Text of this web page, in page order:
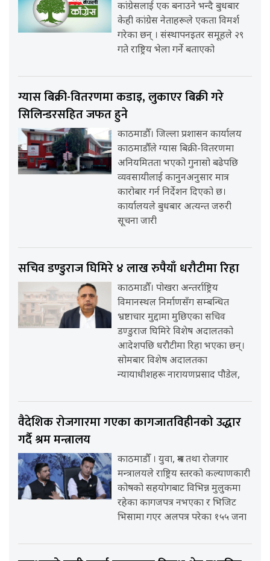
कांग्रेसलाई एक बनाउने भन्दै बुधबार
केही कांग्रेस नेताहरूले एकता विमर्श
गरेका छन् । संस्थापनइतर समूहले २९
गते राष्ट्रिय भेला गर्ने बताएको
ग्यास बिक्री-वितरणमा कडाइ, लुकाएर बिक्री गरे
सिलिन्डरसहित जफत हुने
काठमाडौँ। जिल्ला प्रशासन कार्यालय
काठमाडौँले ग्यास बिक्री-वितरणमा
अनियमितता भएको गुनासो बढेपछि
व्यवसायीलाई कानुनअनुसार मात्र
कारोबार गर्न निर्देशन दिएको छ।
कार्यालयले बुधबार अत्यन्त जरुरी
सूचना जारी
सचिव डण्डुराज घिमिरे ४ लाख रुपैयाँ धरौटीमा रिहा
काठमाडौँ। पोखरा अन्तर्राष्ट्रिय
विमानस्थल निर्माणसँग सम्बन्धित
भ्रष्टाचार मुद्दामा मुछिएका सचिव
डण्डुराज घिमिरे विशेष अदालतको
आदेशपछि धरौटीमा रिहा भएका छन्।
सोमबार विशेष अदालतका
न्यायाधीशहरू नारायणप्रसाद पौडेल,
वैदेशिक रोजगारमा गएका कागजातविहीनको उद्धार
गर्दै श्रम मन्त्रालय
काठमाडौँ । युवा, श्रम तथा रोजगार
मन्त्रालयले राष्ट्रिय स्तरको कल्याणकारी
कोषको सहयोगबाट विभिन्न मुलुकमा
रहेका कागजपत्र नभएका र भिजिट
भिसामा गएर अलपत्र परेका १५५ जना